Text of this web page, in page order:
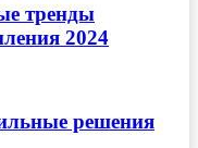
тренды
2024
решения